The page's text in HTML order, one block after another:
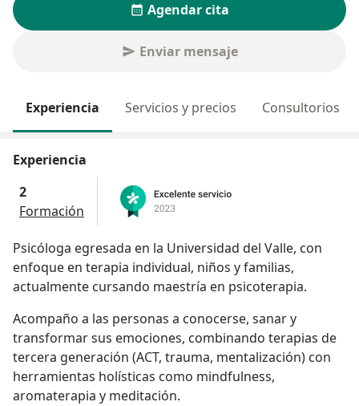
Agendar cita
Enviar mensaje
Experiencia Servicios y precios Consultorios
Experiencia
2
Formación
Psicóloga egresada en la Universidad del Valle, con
enfoque en terapia individual, niños y familias,
actualmente cursando maestría en psicoterapia.
Acompaño a las personas a conocerse, sanar y
transformar sus emociones, combinando terapias de
tercera generación (ACT, trauma, mentalización) con
herramientas holísticas como mindfulness,
aromaterapia y meditación.